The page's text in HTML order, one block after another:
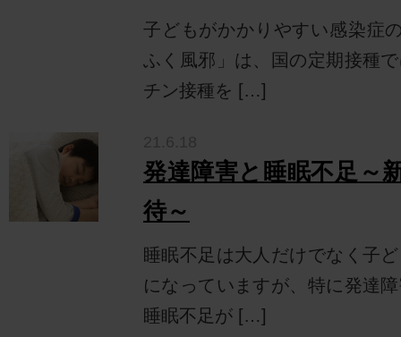
子どもがかかりやすい感染症
ふく風邪」は、国の定期接種
チン接種を […]
発達障害と睡眠不足～
待～
睡眠不足は大人だけでなく子
になっていますが、特に発達
睡眠不足が […]